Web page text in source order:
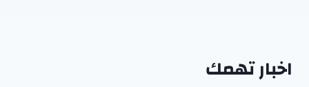
اخبار تهمك